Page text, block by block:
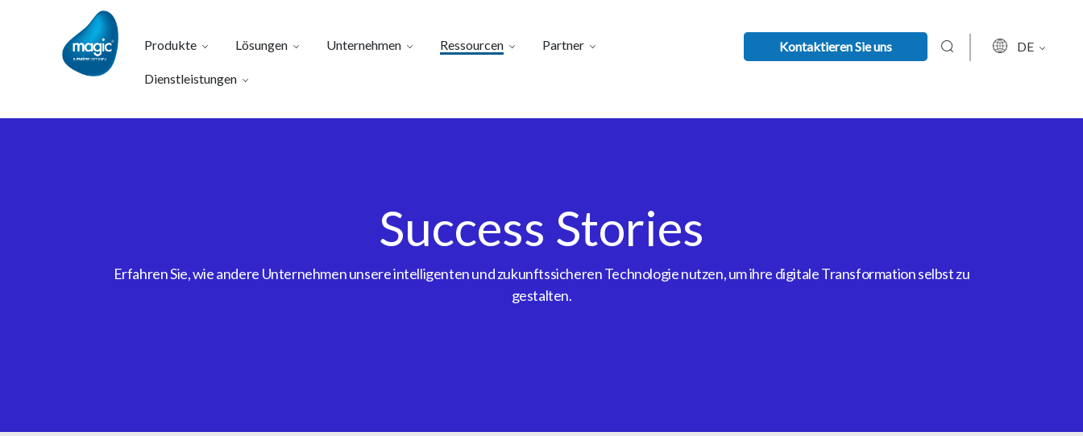
Produkte Lösungen Unternehmen Ressourcen Partner
Dienstleistungen
Kontaktieren Sie uns DE
Success Stories
Erfahren Sie, wie andere Unternehmen unsere intelligenten und zukunftssicheren Technologie nutzen, um ihre digitale Transformation selbst zu
gestalten.